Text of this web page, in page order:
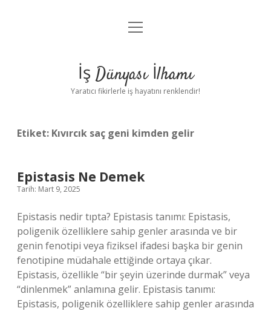
Anasayfa
Yasal Uyarı
menüyü
İş Dünyası İlhamı
Yaratıcı fikirlerle iş hayatını renklendir!
Etiket: Kıvırcık saç geni kimden gelir
Epistasis Ne Demek
Tarih: Mart 9, 2025
Epistasis nedir tıpta? Epistasis tanımı: Epistasis,
poligenik özelliklere sahip genler arasında ve bir
genin fenotipi veya fiziksel ifadesi başka bir genin
fenotipine müdahale ettiğinde ortaya çıkar.
Epistasis, özellikle “bir şeyin üzerinde durmak” veya
“dinlenmek” anlamına gelir. Epistasis tanımı:
Epistasis, poligenik özelliklere sahip genler arasında